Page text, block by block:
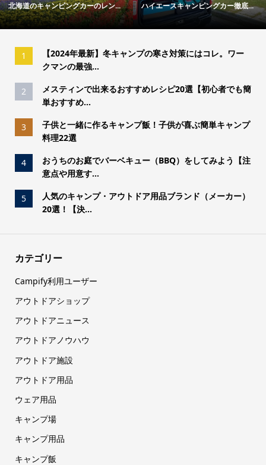
スキャンピングカー徹底... 冬キャンプの寒さ対策ガイド｜失... 「ト
1
【2024年最新】冬キャンプの寒さ対策にはコレ。ワー
クマンの最強...
2
メスティンで出来るおすすめレシピ20選【初心者でも簡
単おすすめ...
3
子供と一緒に作るキャンプ飯！子供が喜ぶ簡単キャンプ
料理22選
4
おうちのお庭でバーベキュー（BBQ）をしてみよう【注
意点や用意す...
5
人気のキャンプ・アウトドア用品ブランド（メーカー）
20選！【決...
カテゴリー
Campify利用ユーザー
アウトドアショップ
アウトドアニュース
アウトドアノウハウ
アウトドア施設
アウトドア用品
ウェア用品
キャンプ場
キャンプ用品
キャンプ飯